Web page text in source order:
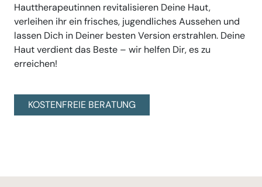
Hauttherapeutinnen revitalisieren Deine Haut,
verleihen ihr ein frisches, jugendliches Aussehen und
lassen Dich in Deiner besten Version erstrahlen. Deine
Haut verdient das Beste – wir helfen Dir, es zu
erreichen!
KOSTENFREIE BERATUNG